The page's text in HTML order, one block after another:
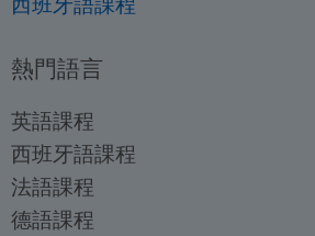
熱門語言
英語課程
西班牙語課程
法語課程
德語課程